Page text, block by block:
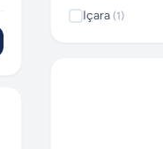
Içara (1)